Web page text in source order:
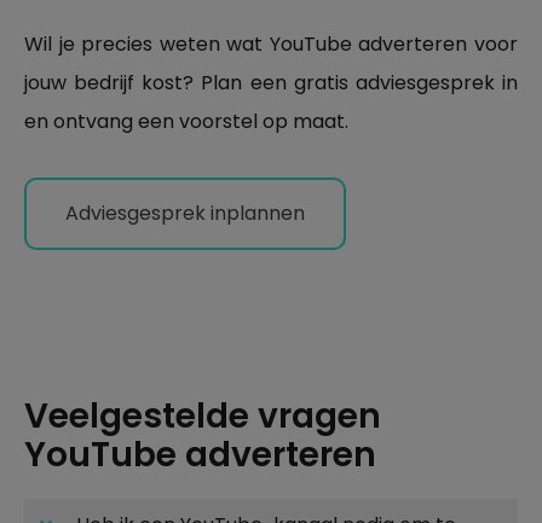
Wil je precies weten wat YouTube adverteren voor
jouw bedrijf kost? Plan een gratis adviesgesprek in
en ontvang een voorstel op maat.
Adviesgesprek inplannen
Veelgestelde vragen
YouTube adverteren